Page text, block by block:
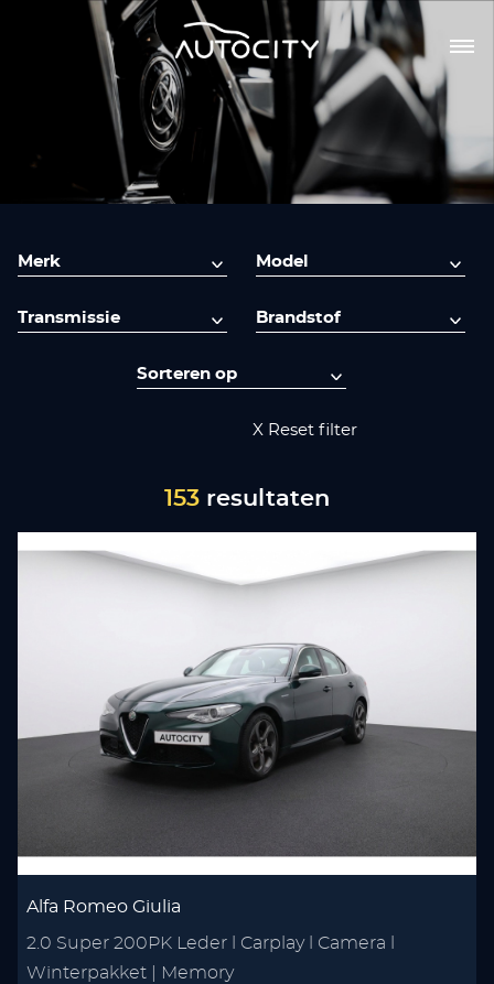
X Reset filter
153 resultaten
Alfa Romeo Giulia
2.0 Super 200PK Leder l Carplay l Camera l
Winterpakket | Memory